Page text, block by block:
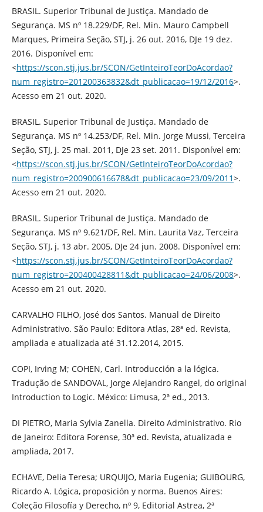
BRASIL. Superior Tribunal de Justiça. Mandado de
Segurança. MS nº 18.229/DF, Rel. Min. Mauro Campbell
Marques, Primeira Seção, STJ, j. 26 out. 2016, DJe 19 dez.
2016. Disponível em:
<https://scon.stj.jus.br/SCON/GetInteiroTeorDoAcordao?
num_registro=201200363832&dt_publicacao=19/12/2016>.
Acesso em 21 out. 2020.
BRASIL. Superior Tribunal de Justiça. Mandado de
Segurança. MS nº 14.253/DF, Rel. Min. Jorge Mussi, Terceira
Seção, STJ, j. 25 mai. 2011, DJe 23 set. 2011. Disponível em:
<https://scon.stj.jus.br/SCON/GetInteiroTeorDoAcordao?
num_registro=200900616678&dt_publicacao=23/09/2011>.
Acesso em 21 out. 2020.
BRASIL. Superior Tribunal de Justiça. Mandado de
Segurança. MS nº 9.621/DF, Rel. Min. Laurita Vaz, Terceira
Seção, STJ, j. 13 abr. 2005, DJe 24 jun. 2008. Disponível em:
<https://scon.stj.jus.br/SCON/GetInteiroTeorDoAcordao?
num_registro=200400428811&dt_publicacao=24/06/2008>.
Acesso em 21 out. 2020.
CARVALHO FILHO, José dos Santos. Manual de Direito
Administrativo. São Paulo: Editora Atlas, 28ª ed. Revista,
ampliada e atualizada até 31.12.2014, 2015.
COPI, Irving M; COHEN, Carl. Introducción a la lógica.
Tradução de SANDOVAL, Jorge Alejandro Rangel, do original
Introduction to Logic. México: Limusa, 2ª ed., 2013.
DI PIETRO, Maria Sylvia Zanella. Direito Administrativo. Rio
de Janeiro: Editora Forense, 30ª ed. Revista, atualizada e
ampliada, 2017.
ECHAVE, Delia Teresa; URQUIJO, Maria Eugenia; GUIBOURG,
Ricardo A. Lógica, proposición y norma. Buenos Aires:
Coleção Filosofía y Derecho, nº 9, Editorial Astrea, 2ª